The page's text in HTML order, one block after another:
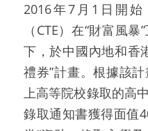
入學禮券
網路無障礙聲明
2016年7月1日開
（CTE）在“財富風
下，於中國內地和香
禮券”計畫。根據該
上高等院校錄取的高
錄取通知書獲得面值